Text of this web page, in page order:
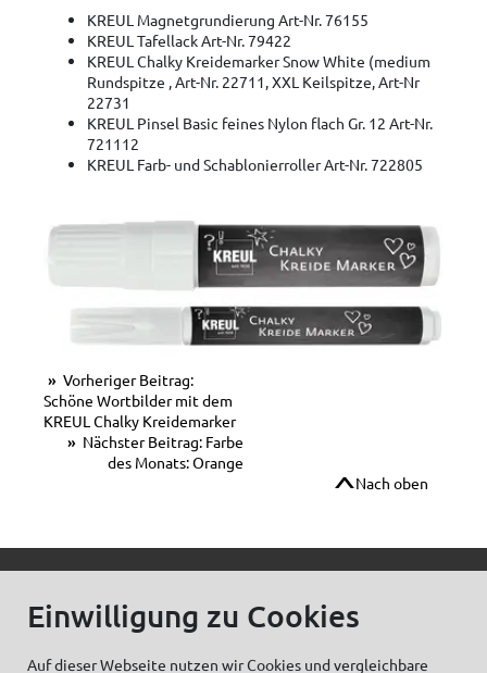
KREUL Magnetgrundierung Art-Nr. 76155
KREUL Tafellack Art-Nr. 79422
KREUL Chalky Kreidemarker Snow White (medium
Rundspitze , Art-Nr. 22711, XXL Keilspitze, Art-Nr
22731
KREUL Pinsel Basic feines Nylon flach Gr. 12 Art-Nr.
721112
KREUL Farb- und Schablonierroller Art-Nr. 722805
Vorheriger Beitrag:
Schöne Wortbilder mit dem
KREUL Chalky Kreidemarker
Nächster Beitrag: Farbe
des Monats: Orange
Nach oben
Einwilligung zu Cookies
Auf dieser Webseite nutzen wir Cookies und vergleichbare